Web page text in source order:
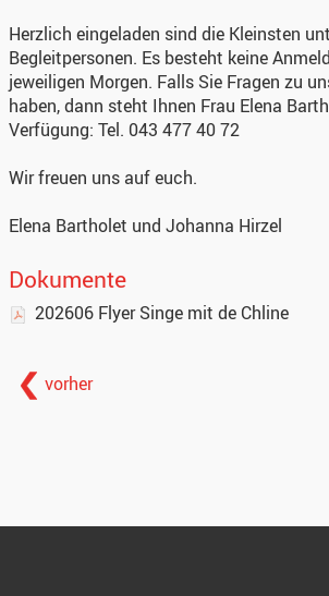
Herzlich eingeladen sind die Kleinsten
Begleitpersonen. Es besteht keine
jeweiligen Morgen. Falls Sie Fragen zu
haben, dann steht Ihnen Frau Elena
Verfügung: Tel. 043 477 40 72
Wir freuen uns auf euch.
Elena Bartholet und Johanna Hirzel
Dokumente
202606 Flyer Singe mit de Chline
vorher